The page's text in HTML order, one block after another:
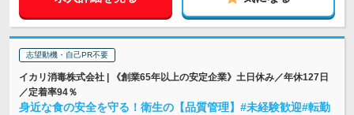
志望動機・自己PR不要
イカリ消毒株式会社 | 《創業65年以上の安定企業》土日休み／年休127日
／定着率94％
身近な食の安全を守る！衛生の【品質管理】#未経験歓迎#転勤